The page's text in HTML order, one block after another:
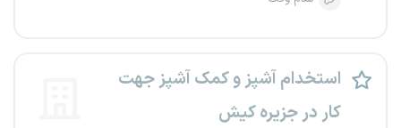
استخدام آشپز و کمک آشپز جهت
کار در جزیره کیش